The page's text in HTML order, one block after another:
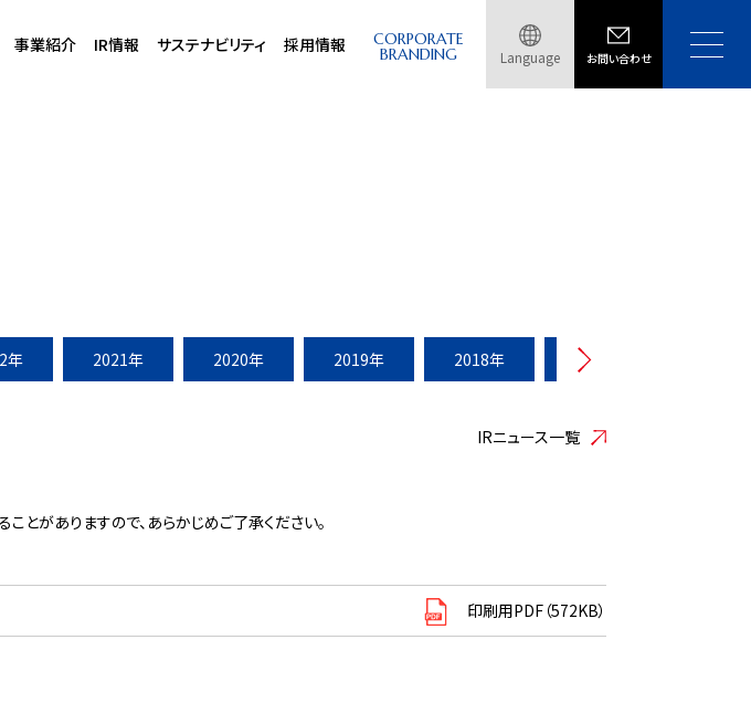
事業紹介 IR情報 サステナビリティ 採用情報 CORPORATE
BRANDING Language お問い合わせ
年 2021年 2020年 2019年 2018年 2017年
IRニュース一覧
とがありますので、あらかじめご了承ください。
印刷用PDF（572KB）